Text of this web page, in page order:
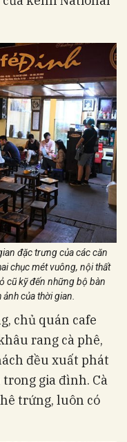
đặc trưng của các căn
chục mét vuông, nội thất
cũ kỹ đến những bộ bàn
của thời gian.
chủ quán cafe
rang cà phê,
đều xuất phát
gia đình. Cà
trứng, luôn có